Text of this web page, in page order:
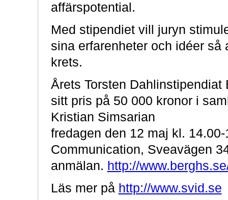
affärspotential.
Med stipendiet vill juryn
sina erfarenheter och idéer
krets.
Årets Torsten
sitt pris på 50 000 kronor i
Kristian Simsarian
fredagen den 12 maj kl.
Communication, Sveavägen
anmälan. http://
Läs mer på http://www.svid.se